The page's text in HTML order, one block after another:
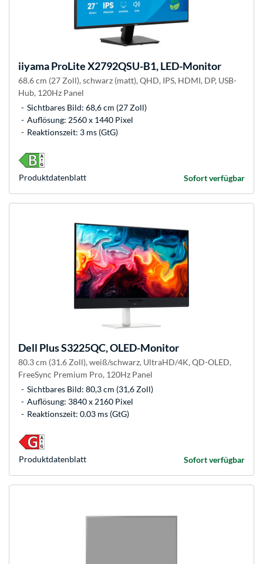
iiyamaProLite X2792QSU-B1, LED-Monitor
68.6 cm (27 Zoll), schwarz (matt), QHD, IPS, HDMI, DP, USB-
Hub, 120Hz Panel
Sichtbares Bild: 68,6 cm (27 Zoll)
Auflösung: 2560 x 1440 Pixel
Reaktionszeit: 3 ms (GtG)
Sofort verfügbar
Produkt­datenblatt
Dell Plus S3225QC, OLED-Monitor
80.3 cm (31.6 Zoll), weiß/schwarz, UltraHD/4K, QD-OLED,
FreeSync Premium Pro, 120Hz Panel
Sichtbares Bild: 80,3 cm (31,6 Zoll)
Auflösung: 3840 x 2160 Pixel
Reaktionszeit: 0.03 ms (GtG)
Sofort verfügbar
Produkt­datenblatt